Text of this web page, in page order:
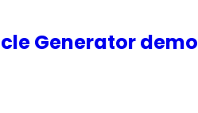
Generator demo